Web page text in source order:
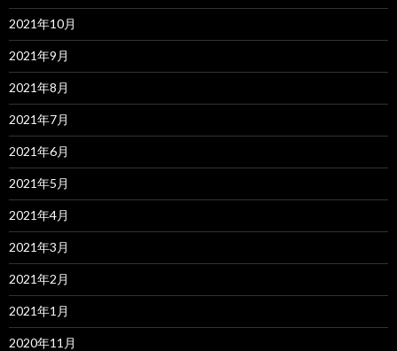
2021年10月
2021年9月
2021年8月
2021年7月
2021年6月
2021年5月
2021年4月
2021年3月
2021年2月
2021年1月
2020年11月